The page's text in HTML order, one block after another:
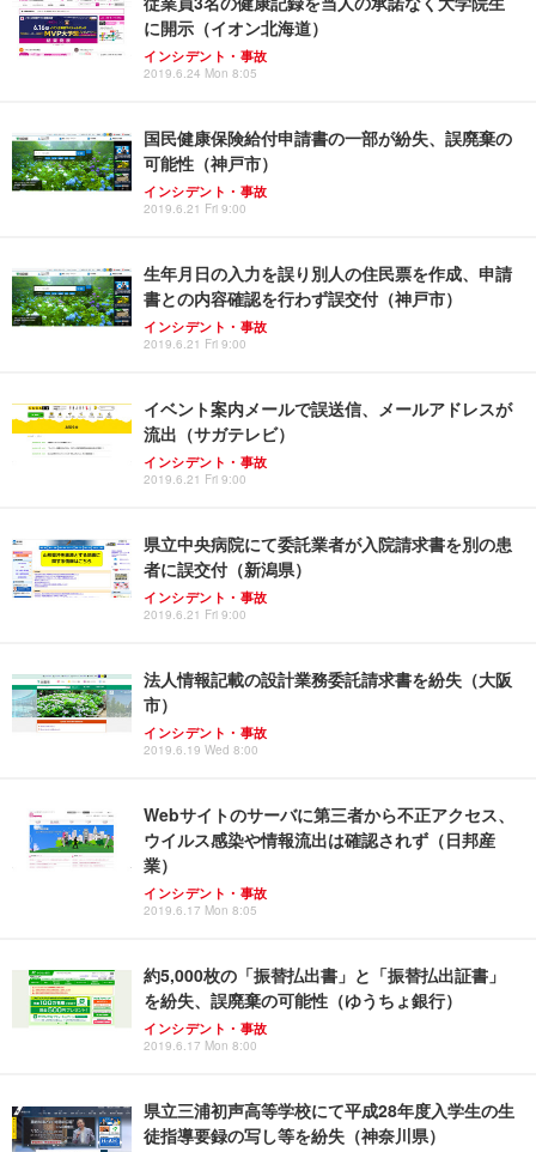
に開示（イオン北海道）
インシデント・事故
2019.6.24 Mon 8:05
国民健康保険給付申請書の一部が紛失、誤廃棄の
可能性（神戸市）
インシデント・事故
2019.6.21 Fri 9:00
生年月日の入力を誤り別人の住民票を作成、申請
書との内容確認を行わず誤交付（神戸市）
インシデント・事故
2019.6.21 Fri 9:00
イベント案内メールで誤送信、メールアドレスが
流出（サガテレビ）
インシデント・事故
2019.6.21 Fri 9:00
県立中央病院にて委託業者が入院請求書を別の患
者に誤交付（新潟県）
インシデント・事故
2019.6.21 Fri 9:00
法人情報記載の設計業務委託請求書を紛失（大阪
市）
インシデント・事故
2019.6.19 Wed 8:00
Webサイトのサーバに第三者から不正アクセス、
ウイルス感染や情報流出は確認されず（日邦産
業）
インシデント・事故
2019.6.17 Mon 8:05
約5,000枚の「振替払出書」と「振替払出証書」
を紛失、誤廃棄の可能性（ゆうちょ銀行）
インシデント・事故
2019.6.17 Mon 8:00
県立三浦初声高等学校にて平成28年度入学生の生
徒指導要録の写し等を紛失（神奈川県）